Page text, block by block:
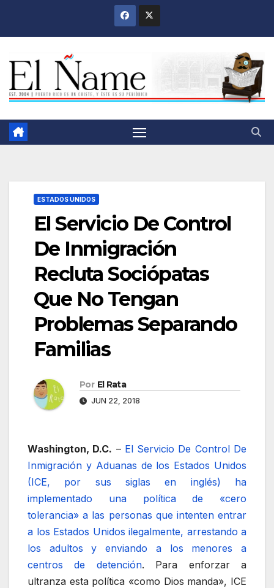
ESTADOS UNIDOS
El Servicio De Control
De Inmigración
Recluta Sociópatas
Que No Tengan
Problemas Separando
Familias
Por El Rata
JUN 22, 2018
Washington, D.C. – El Servicio De Control De
Inmigración y Aduanas de los Estados Unidos
(ICE, por sus siglas en inglés) ha
implementado una política de «cero
tolerancia» a las personas que intenten entrar
a los Estados Unidos ilegalmente, arrestando a
los adultos y enviando a los menores a
centros de detención. Para enforzar a
ultranza esta política «como Dios manda», ICE